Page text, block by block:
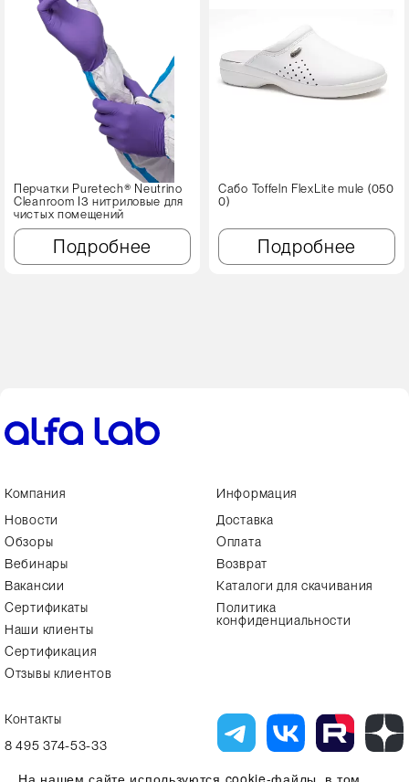
Перчатки Puretech® Neutrino
Cleanroom I3 нитриловые для
чистых помещений
Подробнее
Сабо Toffeln FlexLite mule (050
0)
Подробнее
Компания
Новости
Обзоры
Вебинары
Вакансии
Сертификаты
Наши клиенты
Сертификация
Отзывы клиентов
Информация
Доставка
Оплата
Возврат
Каталоги для скачивания
Политика
конфиденциальности
Контакты
8 495 374-53-33
На нашем сайте используются cookie-файлы, в том